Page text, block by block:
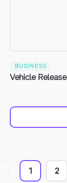
BUSINESS
1 2